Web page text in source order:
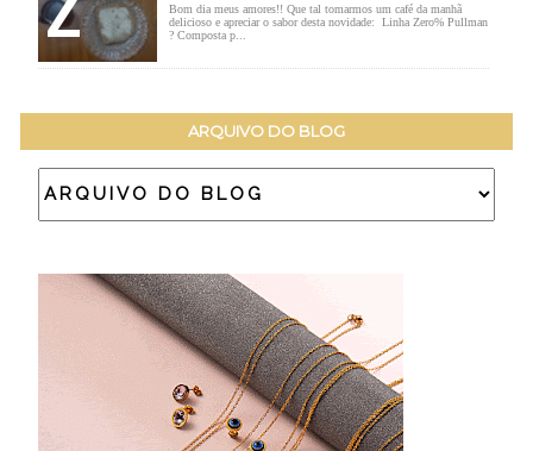
Bom dia meus amores!! Que tal tomarmos um café da manhã
delicioso e apreciar o sabor desta novidade: Linha Zero% Pullman
? Composta p...
ARQUIVO DO BLOG